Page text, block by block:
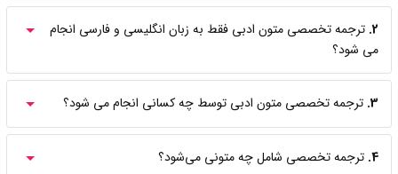
2. ترجمه تخصصی متون ادبی فقط به زبان انگلیسی و فارسی انجام
می شود؟
3. ترجمه تخصصی متون ادبی توسط چه کسانی انجام می شود؟
4. ترجمه تخصصی شامل چه متونی می‌شود؟